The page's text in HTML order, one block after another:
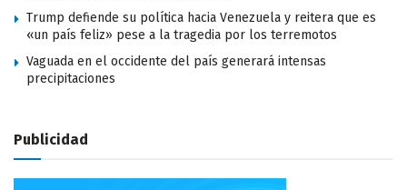
Trump defiende su política hacia Venezuela y reitera que es
«un país feliz» pese a la tragedia por los terremotos
Vaguada en el occidente del país generará intensas
precipitaciones
Publicidad